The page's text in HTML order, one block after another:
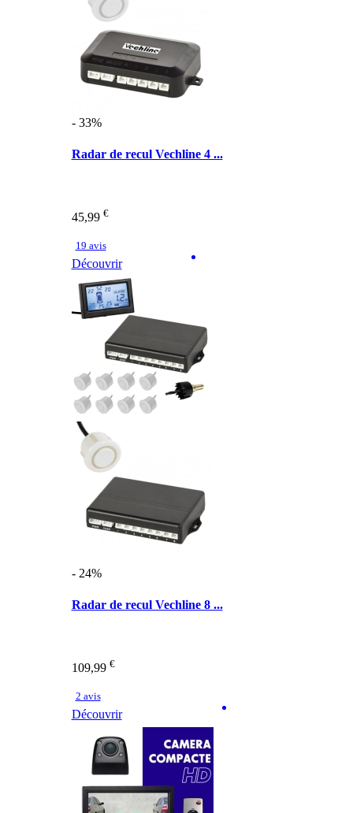
- 33%
Radar de recul Vechline 4 ...
45,99 €
19 avis
Découvrir
- 24%
Radar de recul Vechline 8 ...
109,99 €
2 avis
Découvrir